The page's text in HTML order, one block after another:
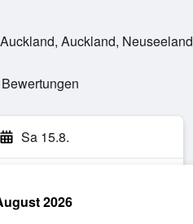
Auckland, Neuseeland
Sa 15.8.
2026